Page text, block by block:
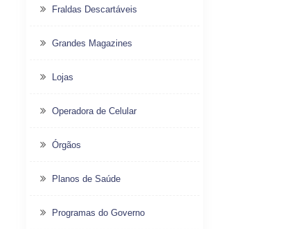
Fraldas Descartáveis
Grandes Magazines
Lojas
Operadora de Celular
Órgãos
Planos de Saúde
Programas do Governo